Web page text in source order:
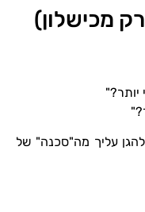
יותר?"
עליך מה"סכנה" של